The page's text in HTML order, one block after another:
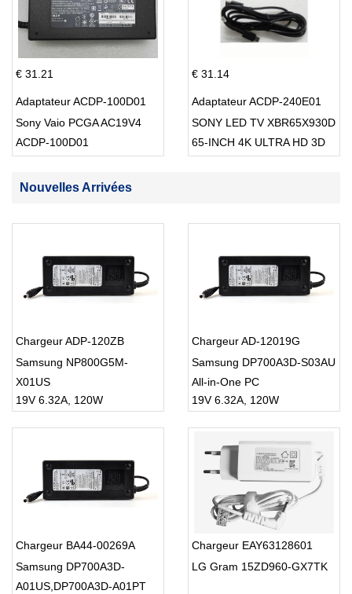
€ 31.21
Adaptateur ACDP-100D01
Sony Vaio PCGA AC19V4
ACDP-100D01
€ 31.14
Adaptateur ACDP-240E01
SONY LED TV XBR65X930D
65-INCH 4K ULTRA HD 3D
Nouvelles Arrivées
Chargeur ADP-120ZB
Samsung NP800G5M-
X01US
19V 6.32A, 120W
Chargeur AD-12019G
Samsung DP700A3D-S03AU
All-in-One PC
19V 6.32A, 120W
Chargeur BA44-00269A
Samsung DP700A3D-
A01US,DP700A3D-A01PT
Chargeur EAY63128601
LG Gram 15ZD960-GX7TK